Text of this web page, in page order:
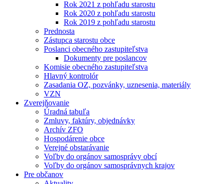
Rok 2021 z pohľadu starostu
Rok 2020 z pohľadu starostu
Rok 2019 z pohľadu starostu
Prednosta
Zástupca starostu obce
Poslanci obecného zastupiteľstva
Dokumenty pre poslancov
Komisie obecného zastupiteľstva
Hlavný kontrolór
Zasadania OZ, pozvánky, uznesenia, materiály
VZN
Zverejňovanie
Úradná tabuľa
Zmluvy, faktúry, objednávky
Archív ZFO
Hospodárenie obce
Verejné obstarávanie
Voľby do orgánov samosprávy obcí
Voľby do orgánov samosprávnych krajov
Pre občanov